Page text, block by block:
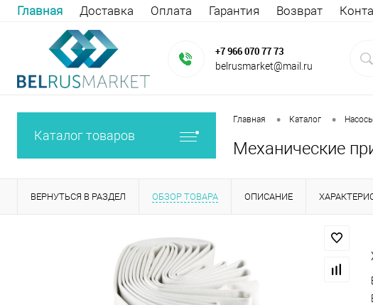
Главная Доставка Оплата Гарантия Возврат
+7 966 070 77 73
belrusmarket@mail.ru
Каталог товаров
Главная • Каталог • Насосы
Механические
ВЕРНУТЬСЯ В РАЗДЕЛ ОБЗОР ТОВАРА ОПИСАНИЕ